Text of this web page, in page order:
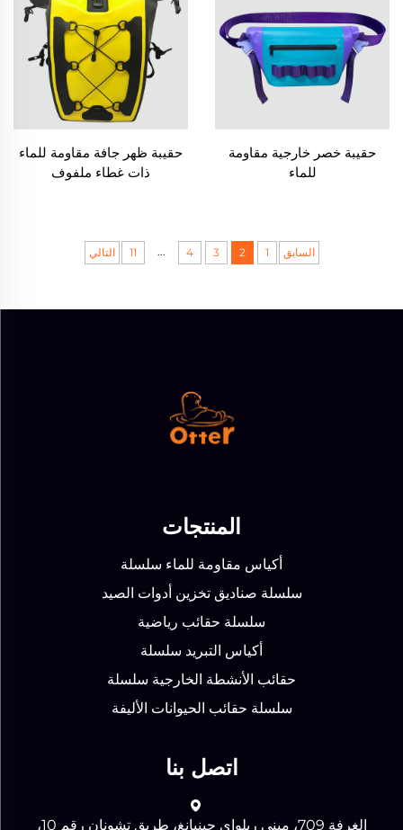
حقيبة خصر خارجية مقاومة
للماء
حقيبة ظهر جافة مقاومة للماء
ذات غطاء ملفوف
السابق 1
2
3
4
...
11 التالي
المنتجات
أكياس مقاومة للماء سلسلة
سلسلة صناديق تخزين أدوات الصيد
سلسلة حقائب رياضية
أكياس التبريد سلسلة
حقائب الأنشطة الخارجية سلسلة
سلسلة حقائب الحيوانات الأليفة
اتصل بنا
الغرفة 709، مبنى ريلواي جينبانغ، طريق تشونان رقم 10،